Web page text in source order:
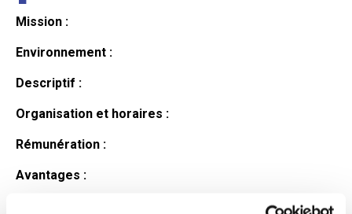
Mission :
Environnement :
Descriptif :
Organisation et horaires :
Rémunération :
Avantages :